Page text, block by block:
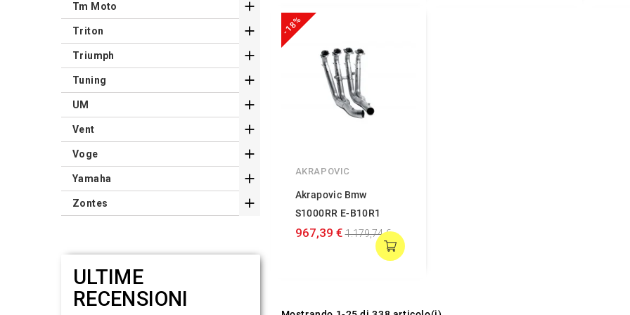
-18%
AKRAPOVIC
Akrapovic Bmw
S1000RR E-B10R1
967,39 € 1.179,74 €
Tm Moto 
Triton 
Triumph 
Tuning 
UM 
Vent 
Voge 
Yamaha 
Zontes 
ULTIME
RECENSIONI